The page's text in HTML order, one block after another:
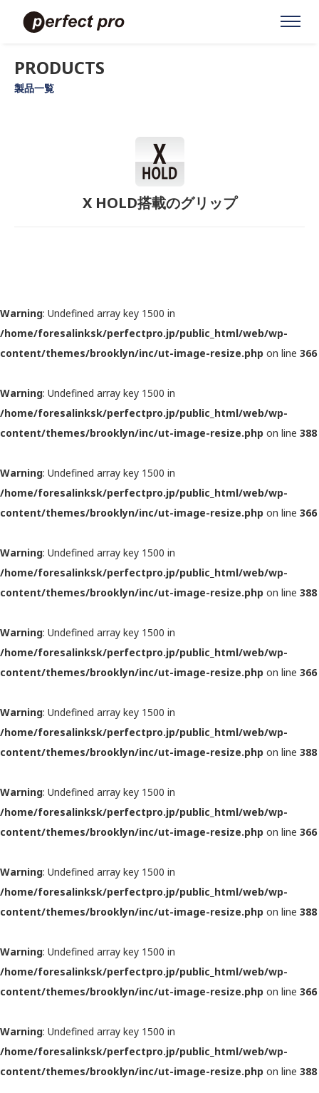
PRODUCTS
製品一覧
X HOLD搭載のグリップ
Warning: Undefined array key 1500 in
/home/foresalinksk/perfectpro.jp/public_html/web/wp-
content/themes/brooklyn/inc/ut-image-resize.php on line 366
Warning: Undefined array key 1500 in
/home/foresalinksk/perfectpro.jp/public_html/web/wp-
content/themes/brooklyn/inc/ut-image-resize.php on line 388
Warning: Undefined array key 1500 in
/home/foresalinksk/perfectpro.jp/public_html/web/wp-
content/themes/brooklyn/inc/ut-image-resize.php on line 366
Warning: Undefined array key 1500 in
/home/foresalinksk/perfectpro.jp/public_html/web/wp-
content/themes/brooklyn/inc/ut-image-resize.php on line 388
Warning: Undefined array key 1500 in
/home/foresalinksk/perfectpro.jp/public_html/web/wp-
content/themes/brooklyn/inc/ut-image-resize.php on line 366
Warning: Undefined array key 1500 in
/home/foresalinksk/perfectpro.jp/public_html/web/wp-
content/themes/brooklyn/inc/ut-image-resize.php on line 388
Warning: Undefined array key 1500 in
/home/foresalinksk/perfectpro.jp/public_html/web/wp-
content/themes/brooklyn/inc/ut-image-resize.php on line 366
Warning: Undefined array key 1500 in
/home/foresalinksk/perfectpro.jp/public_html/web/wp-
content/themes/brooklyn/inc/ut-image-resize.php on line 388
Warning: Undefined array key 1500 in
/home/foresalinksk/perfectpro.jp/public_html/web/wp-
content/themes/brooklyn/inc/ut-image-resize.php on line 366
Warning: Undefined array key 1500 in
/home/foresalinksk/perfectpro.jp/public_html/web/wp-
content/themes/brooklyn/inc/ut-image-resize.php on line 388